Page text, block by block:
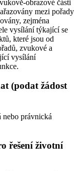
obrazové části
mezi pořady
zejména
vysílání týkající se
které jsou od
zvukové a
vysílání
(podat žádost
nebo právnická
řešení životní